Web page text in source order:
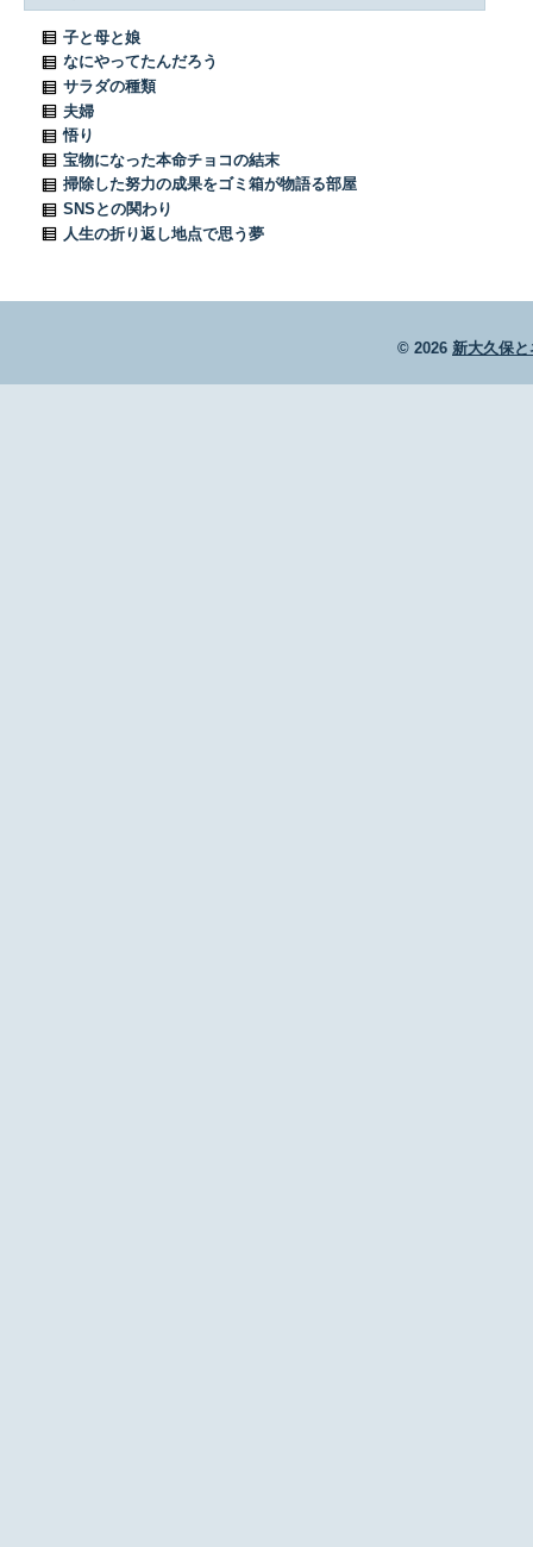
子と母と娘
なにやってたんだろう
サラダの種類
夫婦
悟り
宝物になった本命チョコの結末
掃除した努力の成果をゴミ箱が物語る部屋
SNSとの関わり
人生の折り返し地点で思う夢
© 2026 新大久保